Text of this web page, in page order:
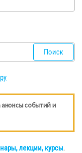
анонсы событий и
лекции, курсы.